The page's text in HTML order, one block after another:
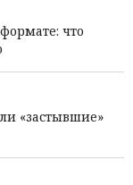
что
«застывшие»